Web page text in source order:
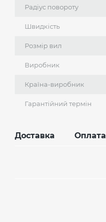
Радіус повороту
Швидкість
Розмір вил
Виробник
Країна-виробник
Гарантійний термін
Доставка Оплата